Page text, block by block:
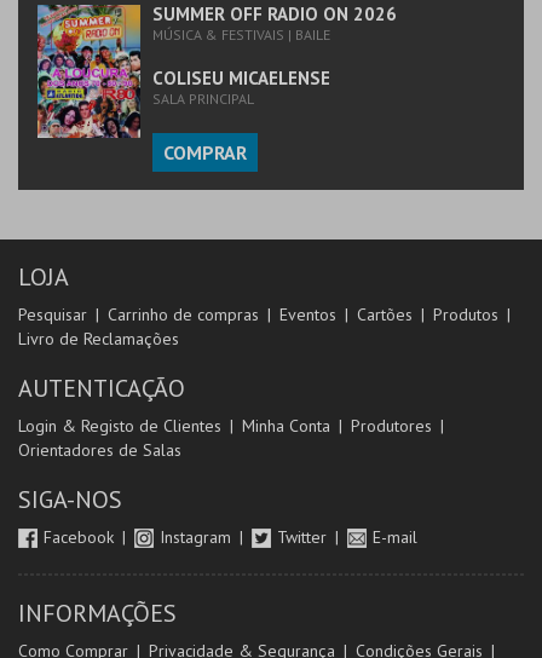
SUMMER OFF RADIO ON 2026
MÚSICA & FESTIVAIS | BAILE
COLISEU MICAELENSE
SALA PRINCIPAL
COMPRAR
LOJA
Pesquisar Carrinho de compras Eventos Cartões
Produtos
Livro de Reclamações
AUTENTICAÇÃO
Login & Registo de Clientes Minha Conta
Produtores
Orientadores de Salas
SIGA-NOS
Facebook Instagram Twitter E-mail
INFORMAÇÕES
Como Comprar Privacidade & Segurança Condições Gerais